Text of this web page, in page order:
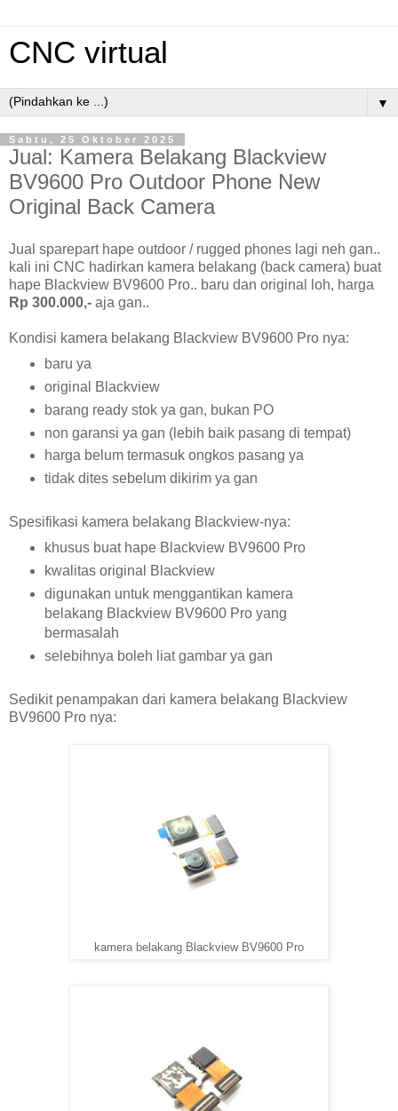
CNC virtual
▼
Sabtu, 25 Oktober 2025
Jual: Kamera Belakang Blackview
BV9600 Pro Outdoor Phone New
Original Back Camera
Jual sparepart hape outdoor / rugged phones lagi neh gan..
kali ini CNC hadirkan kamera belakang (back camera) buat
hape Blackview BV9600 Pro.. baru dan original loh, harga
Rp 300.000,- aja gan..
Kondisi kamera belakang Blackview BV9600 Pro nya:
baru ya
original Blackview
barang ready stok ya gan, bukan PO
non garansi ya gan (lebih baik pasang di tempat)
harga belum termasuk ongkos pasang ya
tidak dites sebelum dikirim ya gan
Spesifikasi kamera belakang Blackview-nya:
khusus buat hape Blackview BV9600 Pro
kwalitas original Blackview
digunakan untuk menggantikan kamera
belakang Blackview BV9600 Pro yang
bermasalah
selebihnya boleh liat gambar ya gan
Sedikit penampakan dari kamera belakang Blackview
BV9600 Pro nya:
kamera belakang Blackview BV9600 Pro